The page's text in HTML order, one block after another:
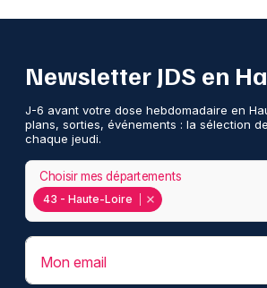
Newsletter JDS en
J-6 avant votre dose hebdomadaire en
plans, sorties, événements : la sélection
chaque jeudi.
43 - Haute-Loire
Choisir mes départements
Mon email